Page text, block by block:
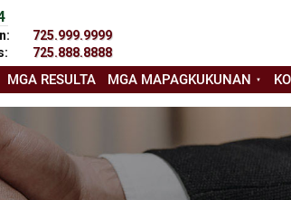
725.999.9999
725.888.8888
MGA RESULTA MGA MAPAGKUKUNAN